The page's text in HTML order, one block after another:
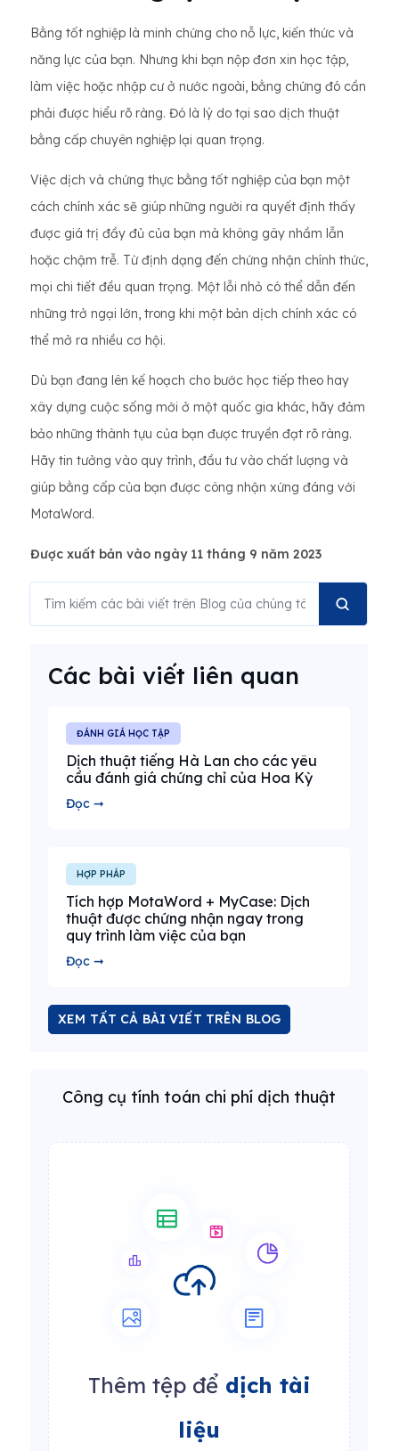
Bằng tốt nghiệp là minh chứng cho nỗ lực, kiến ​​thức và
năng lực của bạn. Nhưng khi bạn nộp đơn xin học tập,
làm việc hoặc nhập cư ở nước ngoài, bằng chứng đó cần
phải được hiểu rõ ràng. Đó là lý do tại sao dịch thuật
bằng cấp chuyên nghiệp lại quan trọng.
Việc dịch và chứng thực bằng tốt nghiệp của bạn một
cách chính xác sẽ giúp những người ra quyết định thấy
được giá trị đầy đủ của bạn mà không gây nhầm lẫn
hoặc chậm trễ. Từ định dạng đến chứng nhận chính thức,
mọi chi tiết đều quan trọng. Một lỗi nhỏ có thể dẫn đến
những trở ngại lớn, trong khi một bản dịch chính xác có
thể mở ra nhiều cơ hội.
Dù bạn đang lên kế hoạch cho bước học tiếp theo hay
xây dựng cuộc sống mới ở một quốc gia khác, hãy đảm
bảo những thành tựu của bạn được truyền đạt rõ ràng.
Hãy tin tưởng vào quy trình, đầu tư vào chất lượng và
giúp bằng cấp của bạn được công nhận xứng đáng với
MotaWord.
Được xuất bản vào ngày 11 tháng 9 năm 2023
Các bài viết liên quan
ĐÁNH GIÁ HỌC TẬP
Dịch thuật tiếng Hà Lan cho các yêu
cầu đánh giá chứng chỉ của Hoa Kỳ
Đọc ➞
HỢP PHÁP
Tích hợp MotaWord + MyCase: Dịch
thuật được chứng nhận ngay trong
quy trình làm việc của bạn
Đọc ➞
XEM TẤT CẢ BÀI VIẾT TRÊN BLOG
Công cụ tính toán chi phí dịch thuật
Thêm tệp đểdịch tài
liệu